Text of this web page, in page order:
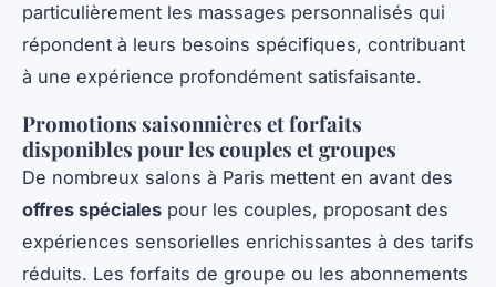
particulièrement les massages personnalisés qui
répondent à leurs besoins spécifiques, contribuant
à une expérience profondément satisfaisante.
Promotions saisonnières et forfaits
disponibles pour les couples et groupes
De nombreux salons à Paris mettent en avant des
offres spéciales pour les couples, proposant des
expériences sensorielles enrichissantes à des tarifs
réduits. Les forfaits de groupe ou les abonnements